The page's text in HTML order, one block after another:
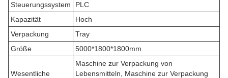
Steuerungssystem
PLC
Kapazität
Hoch
Verpackung
Tray
Größe
5000*1800*1800mm
Wesentliche
Maschine zur Verpackung von
Lebensmitteln, Maschine zur Verpackung